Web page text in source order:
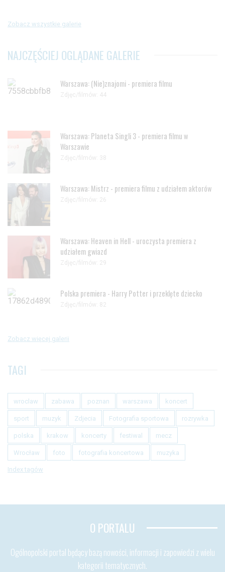
Zobacz wszystkie galerie
NAJCZĘŚCIEJ OGLĄDANE GALERIE
Warszawa: (Nie)znajomi - premiera filmu
Zdjęc/filmów: 44
Warszawa: Planeta Singli 3 - premiera filmu w
Warszawie
Zdjęc/filmów: 38
Warszawa: Mistrz - premiera filmu z udziałem aktorów
Zdjęc/filmów: 26
Warszawa: Heaven in Hell - uroczysta premiera z
udziałem gwiazd
Zdjęc/filmów: 29
Polska premiera - Harry Potter i przeklęte dziecko
Zdjęc/filmów: 82
Zobacz więcej galerii
TAGI
wroclaw zabawa poznan warszawa koncert
sport muzyk Zdjecia Fotografia sportowa rozrywka
polska krakow koncerty festiwal mecz
Wrocław foto fotografia koncertowa muzyka
Index tagów
O PORTALU
Ogólnopolski portal będący bazą nowości, informacji i zapowiedzi z wielu
kategorii tematycznych.